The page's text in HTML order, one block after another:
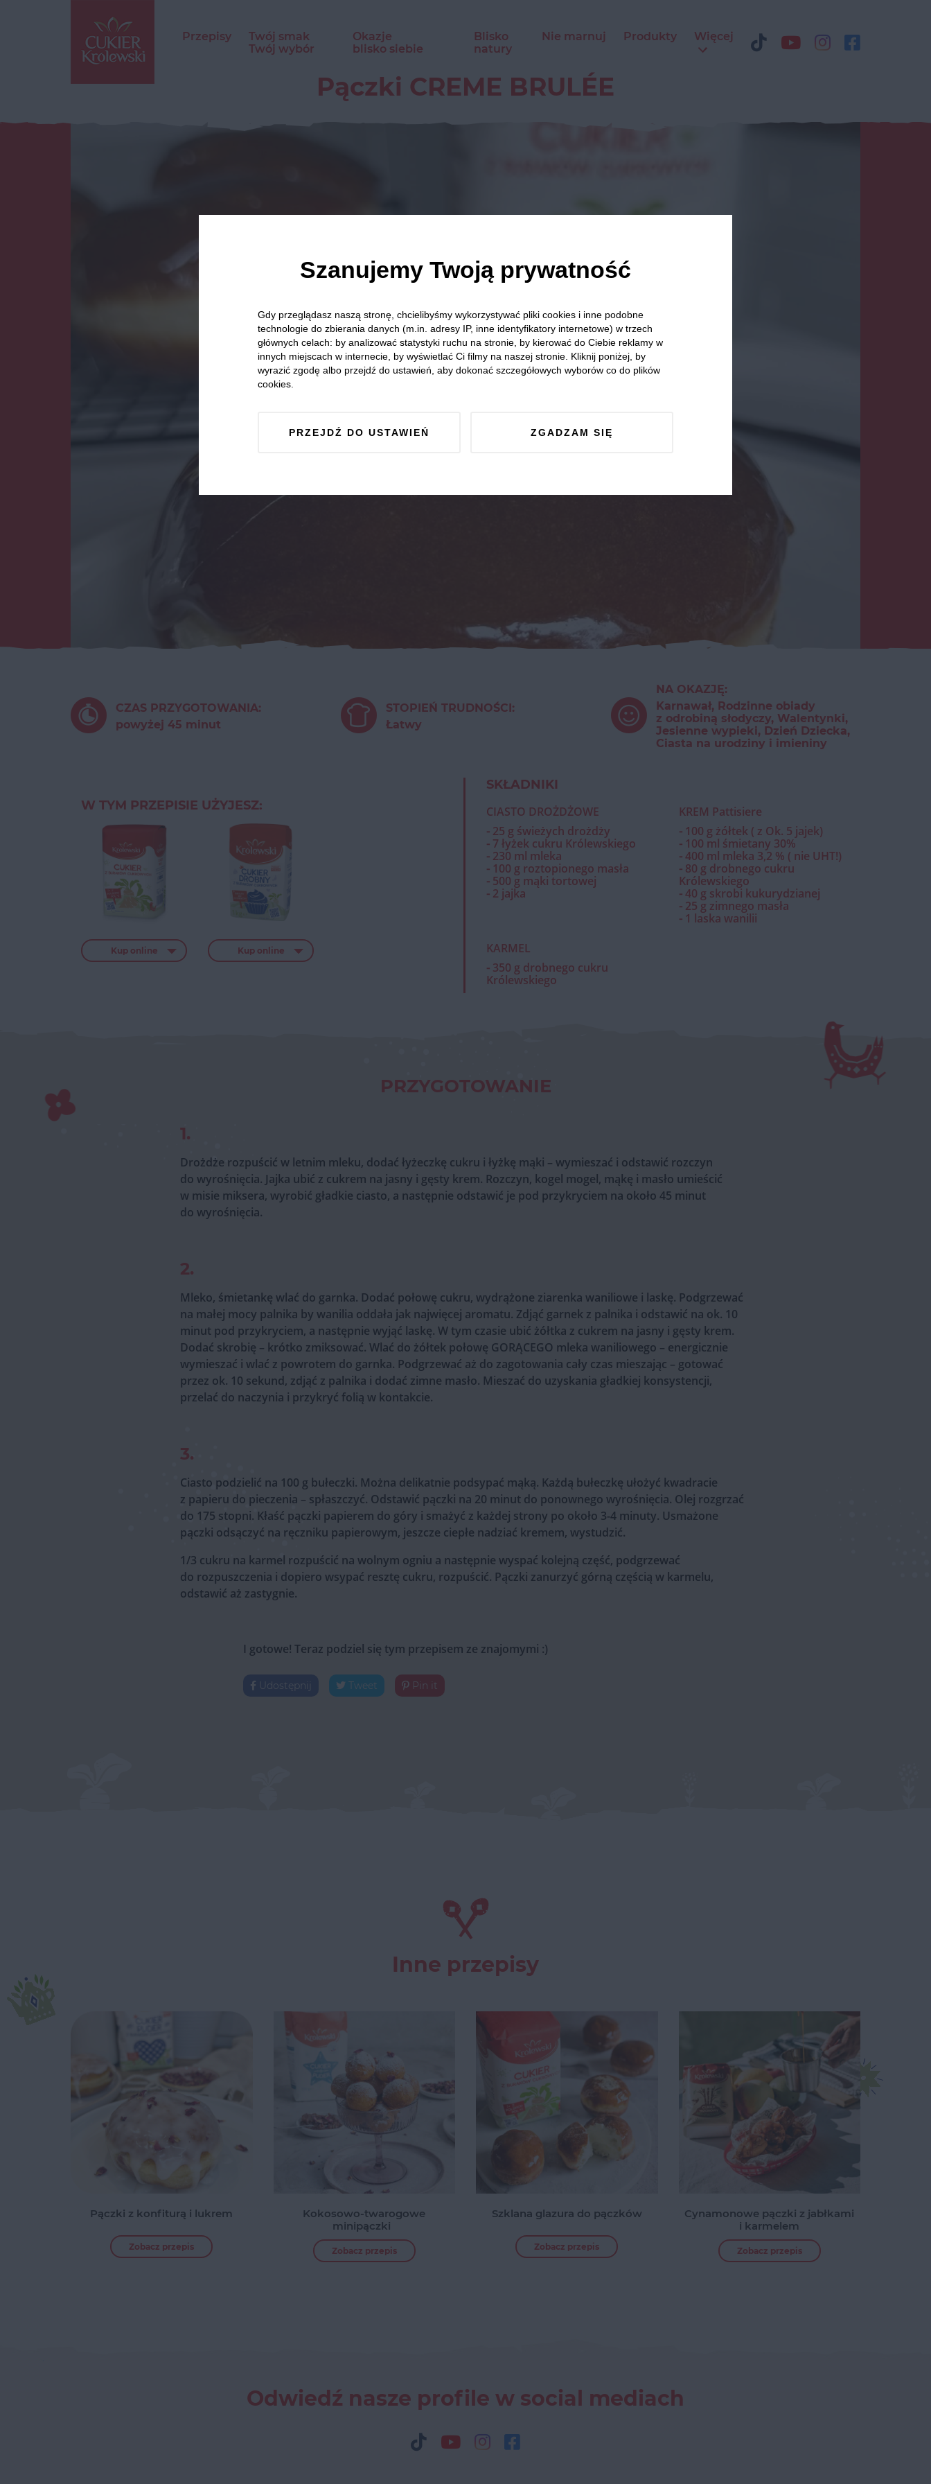
Przepisy
Twój smak
Twój wybór
Okazje
blisko siebie
Blisko
natury
Nie marnuj Produkty Więcej
Pączki CREME BRULÉE
CZAS PRZYGOTOWANIA:
powyżej 45 minut
STOPIEŃ TRUDNOŚCI:
Łatwy
NA OKAZJĘ:
Karnawał, Rodzinne obiady
z odrobiną słodyczy, Walentynki,
Jesienne wypieki, Dzień Dziecka,
Ciasta na urodziny i imieniny
W TYM PRZEPISIE UŻYJESZ:
Kup online Kup online
SKŁADNIKI
CIASTO DROŻDŻOWE
⁃ 25 g świeżych drożdży
⁃ 7 łyżek cukru Królewskiego
⁃ 230 ml mleka
⁃ 100 g roztopionego masła
⁃ 500 g mąki tortowej
⁃ 2 jajka
KREM Pattisiere
⁃ 100 g żółtek ( z Ok. 5 jajek)
⁃ 100 ml śmietany 30%
⁃ 400 ml mleka 3,2 % ( nie UHT!)
⁃ 80 g drobnego cukru
Królewskiego
⁃ 40 g skrobi kukurydzianej
⁃ 25 g zimnego masła
⁃ 1 laska wanilii
KARMEL
⁃ 350 g drobnego cukru
Królewskiego
PRZYGOTOWANIE
1.
Drożdże rozpuścić w letnim mleku, dodać łyżeczkę cukru i łyżkę mąki – wymieszać i odstawić rozczyn
do wyrośnięcia. Jajka ubić z cukrem na jasny i gęsty krem. Rozczyn, kogel mogel, mąkę i masło umieścić
w misie miksera, wyrobić gładkie ciasto, a następnie odstawić je pod przykryciem na około 45 minut
do wyrośnięcia.
2.
Mleko, śmietankę wlać do garnka. Dodać połowę cukru, wydrążone ziarenka waniliowe i laskę. Podgrzewać
na małej mocy palnika by wanilia oddała jak najwięcej aromatu. Zdjąć garnek z palnika i odstawić na ok. 10
minut pod przykryciem, a następnie wyjąć laskę. W tym czasie ubić żółtka z cukrem na jasny i gęsty krem.
Dodać skrobię – krótko zmiksować. Wlać do żółtek połowę GORĄCEGO mleka waniliowego – energicznie
wymieszać i wlać z powrotem do garnka. Podgrzewać aż do zagotowania cały czas mieszając – gotować
przez ok. 10 sekund, zdjąć z palnika i dodać zimne masło. Mieszać do uzyskania gładkiej konsystencji,
przelać do naczynia i przykryć folią w kontakcie.
3.
Ciasto podzielić na 100 g bułeczki. Można delikatnie podsypać mąką. Każdą bułeczkę ułożyć kwadracie
z papieru do pieczenia – spłaszczyć. Odstawić pączki na 20 minut do ponownego wyrośnięcia. Olej rozgrzać
do 175 stopni. Kłaść pączki papierem do góry i smażyć z każdej strony po około 3-4 minuty. Usmażone
pączki odsączyć na ręczniku papierowym, jeszcze ciepłe nadziać kremem, wystudzić.
1/3 cukru na karmel rozpuścić na wolnym ogniu a następnie wyspać kolejną część, podgrzewać
do rozpuszczenia i dopiero wsypać resztę cukru, rozpuścić. Pączki zanurzyć górną częścią w karmelu,
odstawić aż zastygnie.
I gotowe! Teraz podziel się tym przepisem ze znajomymi :)
Udostępnij Tweet Pin it
Inne przepisy
Pączki z konfiturą i lukrem
Zobacz przepis
Kokosowo-twarogowe
minipączki
Zobacz przepis
Szklana glazura do pączków
Zobacz przepis
Cynamonowe pączki z jabłkami
i karmelem
Zobacz przepis
Odwiedź nasze profile w social mediach
Szanujemy Twoją prywatność
Gdy przeglądasz naszą stronę, chcielibyśmy wykorzystywać pliki cookies i inne podobne
technologie do zbierania danych (m.in. adresy IP, inne identyfikatory internetowe) w trzech
głównych celach: by analizować statystyki ruchu na stronie, by kierować do Ciebie reklamy w
innych miejscach w internecie, by wyświetlać Ci filmy na naszej stronie. Kliknij poniżej, by
wyrazić zgodę albo przejdź do ustawień, aby dokonać szczegółowych wyborów co do plików
cookies.
PRZEJDŹ DO USTAWIEŃ ZGADZAM SIĘ